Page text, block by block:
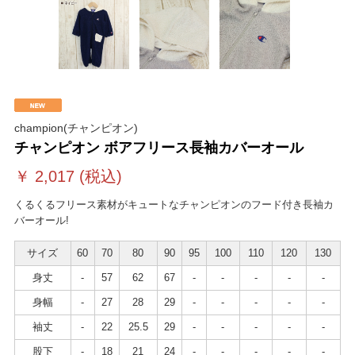
champion(チャンピオン)
チャンピオン ボアフリース長袖カバーオール
￥ 2,017(税込)
くるくるフリース素材がキュートなチャンピオンのフード付き長袖カ
バーオール!
サイズ 60 70 80 90 95 100 110 120 130
身丈 - 57 62 67 - - - - -
身幅 - 27 28 29 - - - - -
袖丈 - 22 25.5 29 - - - - -
股下 - 18 21 24 - - - - -